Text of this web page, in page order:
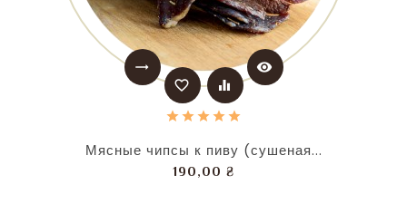
trending_flat
favorite_border
equalizer
visibility
Мясные чипсы к пиву (сушеная...
190,00 ₴